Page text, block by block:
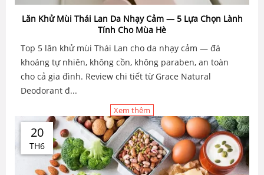
Lăn Khử Mùi Thái Lan Da Nhạy Cảm — 5 Lựa Chọn Lành
Tính Cho Mùa Hè
Top 5 lăn khử mùi Thái Lan cho da nhạy cảm — đá
khoáng tự nhiên, không cồn, không paraben, an toàn
cho cả gia đình. Review chi tiết từ Grace Natural
Deodorant đ...
Xem thêm
20
TH6